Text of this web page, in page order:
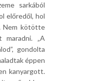
sarkából
előredől, hol
Nem kötötte
maradni. „A
gondolta
éppen
kanyargott.